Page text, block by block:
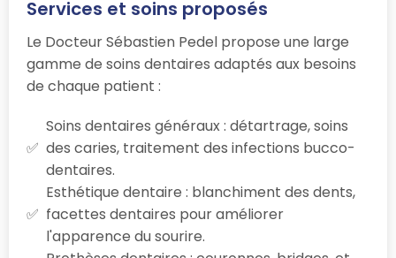
Services et soins proposés
Le Docteur Sébastien Pedel propose une large
gamme de soins dentaires adaptés aux besoins
de chaque patient :
Soins dentaires généraux : détartrage, soins
des caries, traitement des infections bucco-
dentaires.
Esthétique dentaire : blanchiment des dents,
facettes dentaires pour améliorer
l'apparence du sourire.